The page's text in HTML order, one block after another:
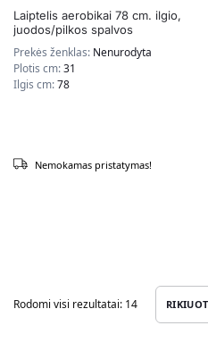
Laiptelis aerobikai 78 cm. ilgio,
juodos/pilkos spalvos
Prekės ženklas: Nenurodyta
Plotis cm:31
Ilgis cm:78
Nemokamas pristatymas!
Rodomi visi rezultatai: 14